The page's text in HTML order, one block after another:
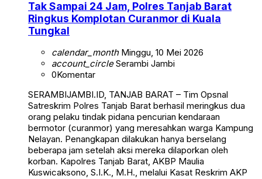
Ringkus Komplotan Curanmor di Kuala
Tungkal
account_circleSerambi Jambi
0Komentar
Satreskrim Polres Tanjab Barat berhasil meringkus dua
orang pelaku tindak pidana pencurian kendaraan
bermotor (curanmor) yang meresahkan warga Kampung
Nelayan. Penangkapan dilakukan hanya berselang
beberapa jam setelah aksi mereka dilaporkan oleh
korban. Kapolres Tanjab Barat, AKBP Maulia
Kuswicaksono, S.I.K., M.H., melalui Kasat Reskrim AKP
Ayub Peter Bernardus, S.Tr.K., S.I.K., […]